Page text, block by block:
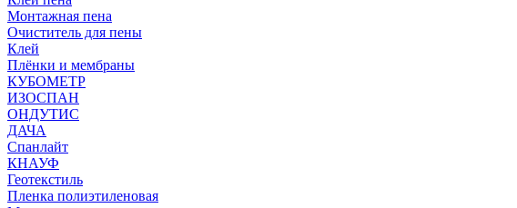
Монтажная пена
Очиститель для пены
Клей
Плёнки и мембраны
КУБОМЕТР
ИЗОСПАН
ОНДУТИС
ДАЧА
Спанлайт
КНАУФ
Геотекстиль
Пленка полиэтиленовая